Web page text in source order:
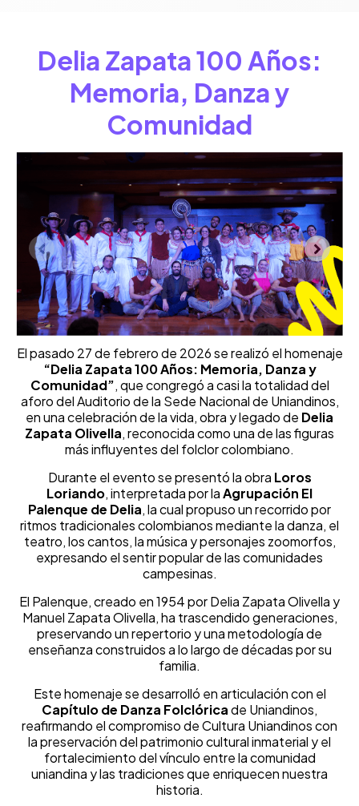
Delia Zapata 100 Años:
Memoria, Danza y
Comunidad
El pasado 27 de febrero de 2026 se realizó el homenaje
“Delia Zapata 100 Años: Memoria, Danza y
Comunidad”, que congregó a casi la totalidad del
aforo del Auditorio de la Sede Nacional de Uniandinos,
en una celebración de la vida, obra y legado de Delia
Zapata Olivella, reconocida como una de las figuras
más influyentes del folclor colombiano.
Durante el evento se presentó la obra Loros
Loriando, interpretada por laAgrupación El
Palenque de Delia, la cual propuso un recorrido por
ritmos tradicionales colombianos mediante la danza, el
teatro, los cantos, la música y personajes zoomorfos,
expresando el sentir popular de las comunidades
campesinas.
El Palenque, creado en 1954 por Delia Zapata Olivella y
Manuel Zapata Olivella, ha trascendido generaciones,
preservando un repertorio y una metodología de
enseñanza construidos a lo largo de décadas por su
familia.
Este homenaje se desarrolló en articulación con el
Capítulo de Danza Folclóricade Uniandinos,
reafirmando el compromiso de Cultura Uniandinos con
la preservación del patrimonio cultural inmaterial y el
fortalecimiento del vínculo entre la comunidad
uniandina y las tradiciones que enriquecen nuestra
historia.